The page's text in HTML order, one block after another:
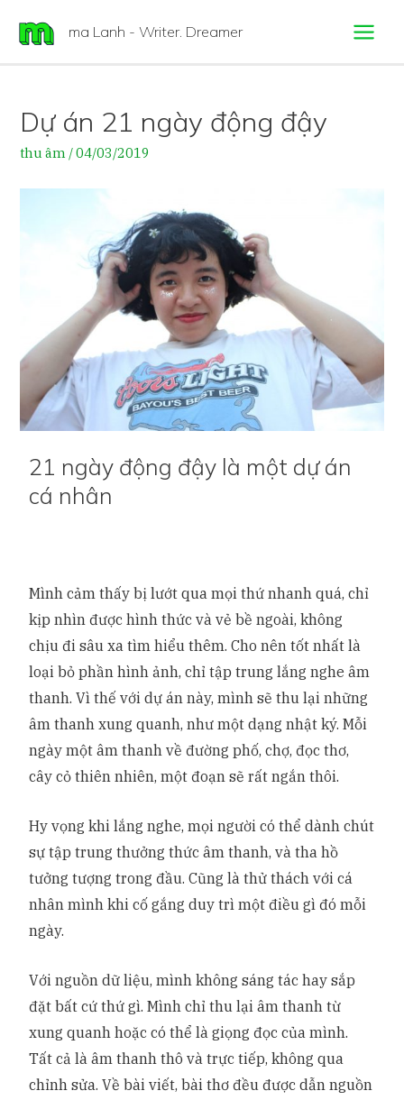
ma Lanh - Writer. Dreamer
Dự án 21 ngày động đậy
thu âm /04/03/2019
21 ngày động đậy là một dự án
cá nhân
Mình cảm thấy bị lướt qua mọi thứ nhanh quá, chỉ
kịp nhìn được hình thức và vẻ bề ngoài, không
chịu đi sâu xa tìm hiểu thêm. Cho nên tốt nhất là
loại bỏ phần hình ảnh, chỉ tập trung lắng nghe âm
thanh. Vì thế với dự án này, mình sẽ thu lại những
âm thanh xung quanh, như một dạng nhật ký. Mỗi
ngày một âm thanh về đường phố, chợ, đọc thơ,
cây cỏ thiên nhiên, một đoạn sẽ rất ngắn thôi.
Hy vọng khi lắng nghe, mọi người có thể dành chút
sự tập trung thưởng thức âm thanh, và tha hồ
tưởng tượng trong đầu. Cũng là thử thách với cá
nhân mình khi cố gắng duy trì một điều gì đó mỗi
ngày.
Với nguồn dữ liệu, mình không sáng tác hay sắp
đặt bất cứ thứ gì. Mình chỉ thu lại âm thanh từ
xung quanh hoặc có thể là giọng đọc của mình.
Tất cả là âm thanh thô và trực tiếp, không qua
chỉnh sửa. Về bài viết, bài thơ đều được dẫn nguồn